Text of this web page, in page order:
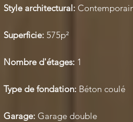
Style architectural:
Superficie: 575p²
Nombre d'étages: 1
Type de fondation: Béton coulé
Garage: Garage double